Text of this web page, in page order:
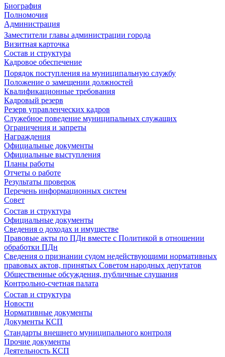
Биография
Полномочия
Администрация
Заместители главы администрации города
Визитная карточка
Состав и структура
Кадровое обеспечение
Порядок поступления на муниципальную службу
Положение о замещении должностей
Квалификационные требования
Кадровый резерв
Резерв управленческих кадров
Служебное поведение муниципальных служащих
Ограничения и запреты
Награждения
Официальные документы
Официальные выступления
Планы работы
Отчеты о работе
Результаты проверок
Перечень информационных систем
Совет
Состав и структура
Официальные документы
Сведения о доходах и имуществе
Правовые акты по ПДн вместе с Политикой в отношении
обработки ПДн
Сведения о признании судом недействующими нормативных
правовых актов, принятых Советом народных депутатов
Общественные обсуждения, публичные слушания
Контрольно-счетная палата
Состав и структура
Новости
Нормативные документы
Документы КСП
Стандарты внешнего муниципального контроля
Прочие документы
Деятельность КСП